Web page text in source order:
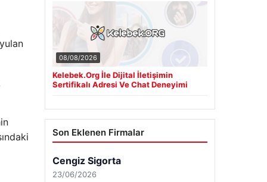
08/08/2026
Kelebek.Org İle Dijital İletişimin
Sertifikalı Adresi Ve Chat Deneyimi
Son Eklenen Firmalar